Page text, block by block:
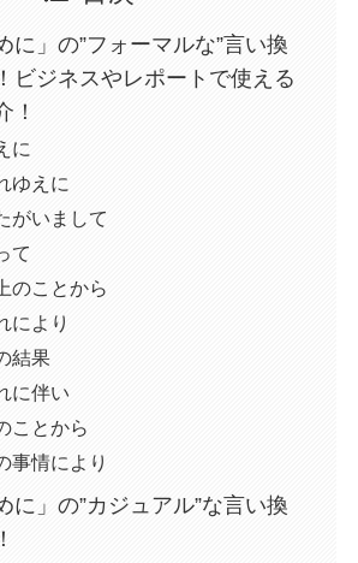
に」の”フォーマルな”言い換
ビジネスやレポートで使える
！
に
ゆえに
がいまして
て
のことから
により
結果
に伴い
ことから
事情により
に」の”カジュアル”な言い換